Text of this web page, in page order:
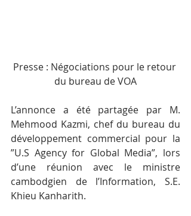
Presse : Négociations pour le retour
du bureau de VOA
L’annonce a été partagée par M.
Mehmood Kazmi, chef du bureau du
développement commercial pour la
”U.S Agency for Global Media”, lors
d’une réunion avec le ministre
cambodgien de l’Information, S.E.
Khieu Kanharith.